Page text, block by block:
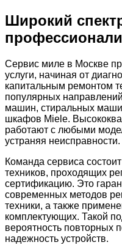
Широкий
Сервис миле в Москве
услуги, начиная от
капитальным ремонтом
популярных
машин, стиральных
шкафов Miele.
работают с любыми
устраняя неисправности.
Команда сервиса
техников, проходящих
сертификацию. Это
современных методов
техники, а также
комплектующих. Такой
вероятность повторных
надежность устройств.